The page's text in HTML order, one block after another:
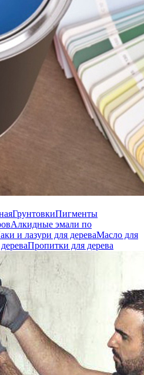
ГрунтовкиПигменты
Алкидные эмали по
и лазури для дереваМасло для
Пропитки для дерева